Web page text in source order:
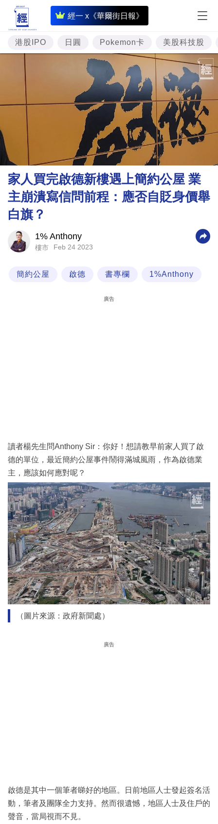
經一 x《華爾街日報》
即
時
財
經
投
理
財
商
科
技
港股IPO 日圓 Pokemon卡 美股科技股
家人買完啟德新樓遇上簡約公屋 業
主崩潰寫信問前程：應否自貶身價舉
白旗？
1% Anthony
樓市 Feb 24 2023
簡約公屋 啟德 書專欄 1%Anthony
廣告
讀者楊先生問Anthony Sir：你好！想請教早前家人買了啟
德的單位，最近簡約公屋事件鬧得滿城風雨，作為啟德業
主，應該如何應對呢？
（圖片來源：政府新聞處）
廣告
啟德是其中一個筆者睇好的地區。日前地區人士發起簽名活
動，筆者及團隊全力支持。然而很遺憾，地區人士及住戶的
聲音，當局視而不見。